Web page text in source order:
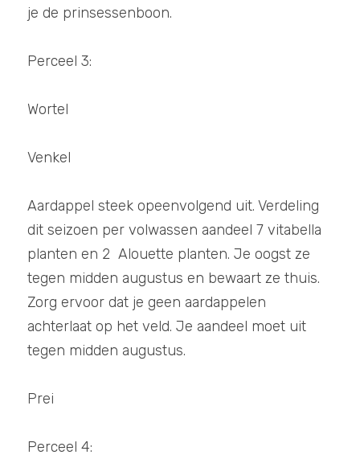
je de prinsessenboon.
Perceel 3:
Wortel
Venkel
Aardappel steek opeenvolgend uit. Verdeling
dit seizoen per volwassen aandeel 7 vitabella
planten en 2  Alouette planten. Je oogst ze
tegen midden augustus en bewaart ze thuis.
Zorg ervoor dat je geen aardappelen
achterlaat op het veld. Je aandeel moet uit
tegen midden augustus.
Prei
Perceel 4: